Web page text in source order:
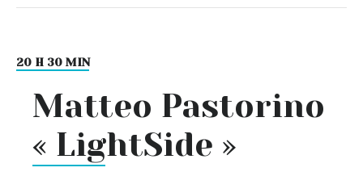
20 H 30 MIN
Matteo Pastorino
« LightSide »